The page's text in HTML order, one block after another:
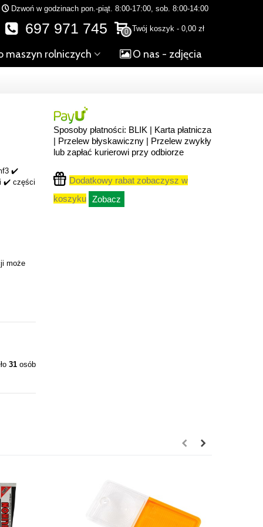
Dzwoń w godzinach pon.-piąt. 8:00-17:00, sob. 8:00-14:00
0 Twój koszyk - 0,00 zł
697 971 745
maszyn rolniczych O nas - zdjęcia
✔️
✔️ części
może
31osób
Sposoby płatności: BLIK | Karta płatnicza
| Przelew błyskawiczny | Przelew zwykły
lub zapłać kurierowi przy odbiorze
Dodatkowy rabat zobaczysz w
koszyku Zobacz